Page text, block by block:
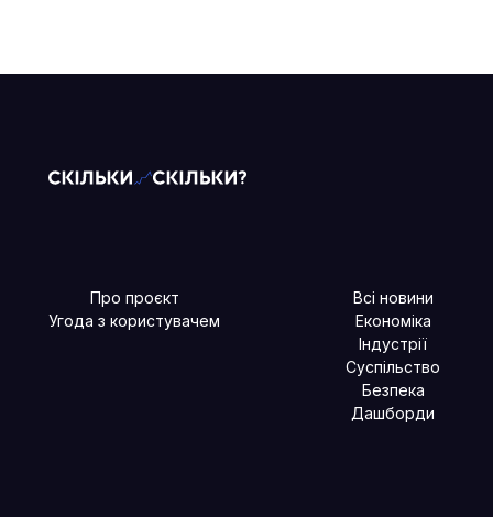
Про проєкт
Угода з користувачем
Всі новини
Економіка
Індустрії
Суспільство
Безпека
Дашборди